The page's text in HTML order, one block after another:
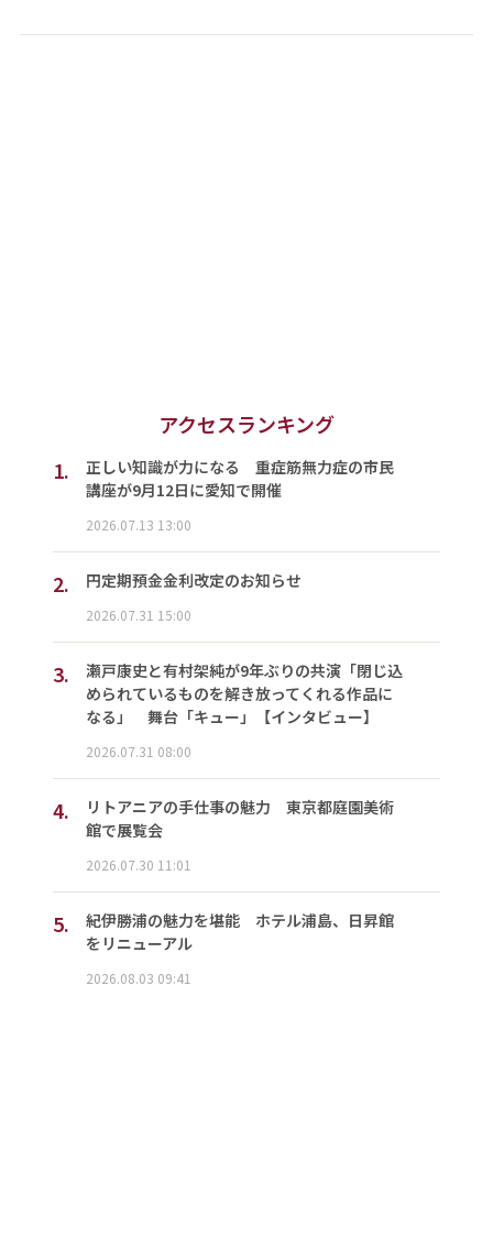
アクセスランキング
1.
正しい知識が力になる 重症筋無力症の市民
講座が9月12日に愛知で開催
2026.07.13 13:00
2. 円定期預金金利改定のお知らせ
2026.07.31 15:00
3.
瀬戸康史と有村架純が9年ぶりの共演「閉じ込
められているものを解き放ってくれる作品に
なる」 舞台「キュー」【インタビュー】
2026.07.31 08:00
4.
リトアニアの手仕事の魅力 東京都庭園美術
館で展覧会
2026.07.30 11:01
5.
紀伊勝浦の魅力を堪能 ホテル浦島、日昇館
をリニューアル
2026.08.03 09:41